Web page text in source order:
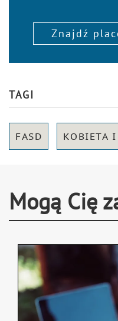
Znajdź
TAGI
FASD KOBIETA
Mogą Cię